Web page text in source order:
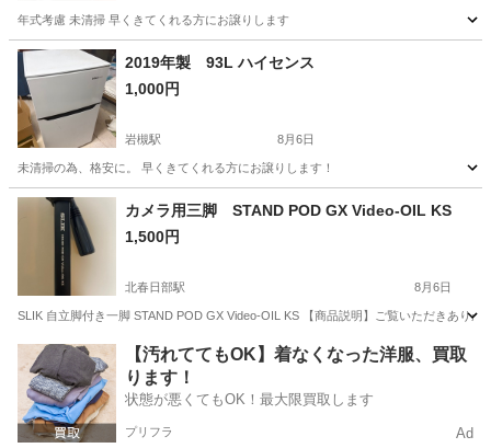
年式考慮 未清掃 早くきてくれる方にお譲りします
埼玉 さいたま市 岩槻駅 キッチン家電
2019年製 93L ハイセンス
1,000円
岩槻駅 8月6日
未清掃の為、格安に。 早くきてくれる方にお譲りします！
埼玉 さいたま市 岩槻駅
カメラ用三脚 STAND POD GX Video-OIL KS
1,500円
北春日部駅 8月6日
SLIK 自立脚付き一脚 STAND POD GX Video-OIL KS 【商品説明】ご覧いただきあり
埼玉 春日部市 北春日部駅 カメラ
【汚れててもOK】着なくなった洋服、買取
ります！
状態が悪くてもOK！最大限買取します
プリフラ Ad